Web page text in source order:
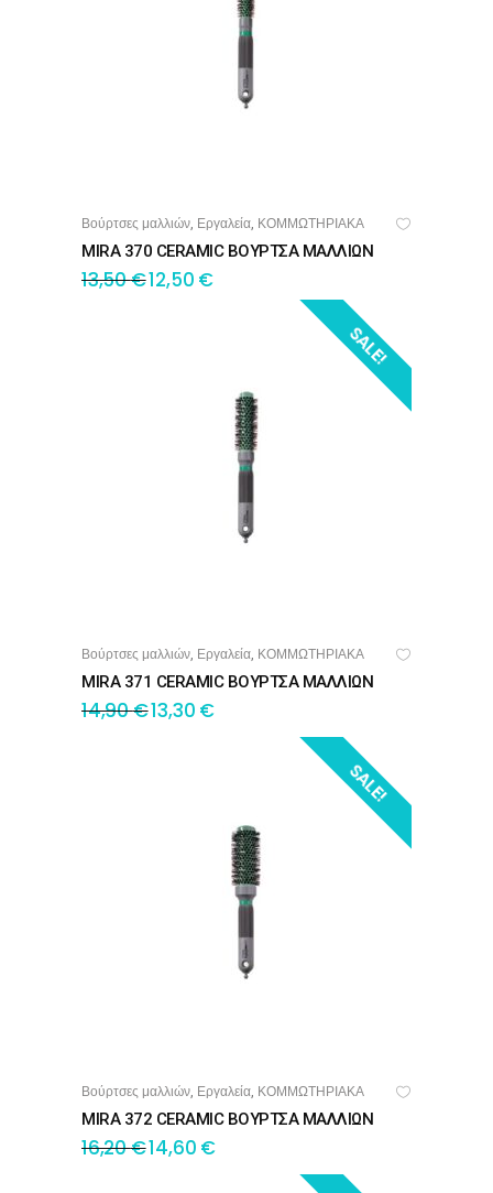
ΠΡΟΣΘΉΚΗ ΣΤΟ ΚΑΛΆΘΙ
Βούρτσες μαλλιών, Εργαλεία, ΚΟΜΜΩΤΗΡΙΑΚΑ
MIRA 370 CERAMIC ΒΟΥΡΤΣΑ ΜΑΛΛΙΩΝ
13,50€12,50 €
SALE!
ΠΡΟΣΘΉΚΗ ΣΤΟ ΚΑΛΆΘΙ
Βούρτσες μαλλιών, Εργαλεία, ΚΟΜΜΩΤΗΡΙΑΚΑ
MIRA 371 CERAMIC ΒΟΥΡΤΣΑ ΜΑΛΛΙΩΝ
14,90€13,30 €
SALE!
ΠΡΟΣΘΉΚΗ ΣΤΟ ΚΑΛΆΘΙ
Βούρτσες μαλλιών, Εργαλεία, ΚΟΜΜΩΤΗΡΙΑΚΑ
MIRA 372 CERAMIC ΒΟΥΡΤΣΑ ΜΑΛΛΙΩΝ
16,20€14,60 €